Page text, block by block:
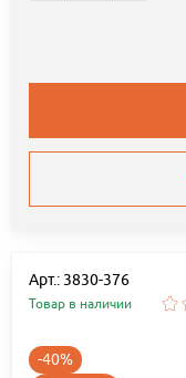
Арт.: 3830-376
Товар в наличии
-40%